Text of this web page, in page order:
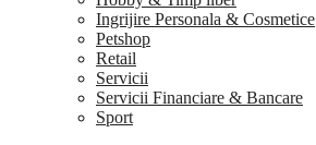
Ingrijire Personala & Cosmetice
Petshop
Retail
Servicii
Servicii Financiare & Bancare
Sport